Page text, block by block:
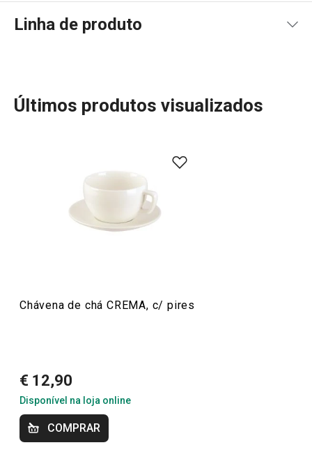
Linha de produto
Mais Vendidos
Mesa
Especial Mundial: A Melhor Equipa para a sua
Últimos produtos visualizados
Chávena de chá CREMA, c/ pires
€ 12,90
Disponível na loja online
COMPRAR